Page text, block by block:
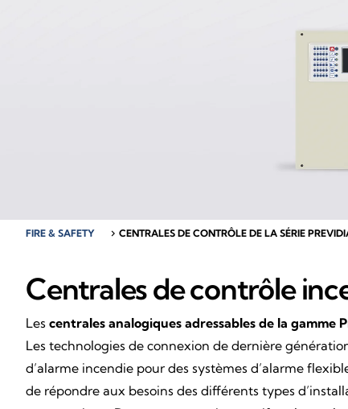
FIRE & SAFETY chevron_right CENTRALES DE CONTRÔLE DE LA SÉRIE
Centrales de contrôle
Les centrales analogiques adressables de la gamme
Les technologies de connexion de dernière
d’alarme incendie pour des systèmes d’alarme
de répondre aux besoins des différents types